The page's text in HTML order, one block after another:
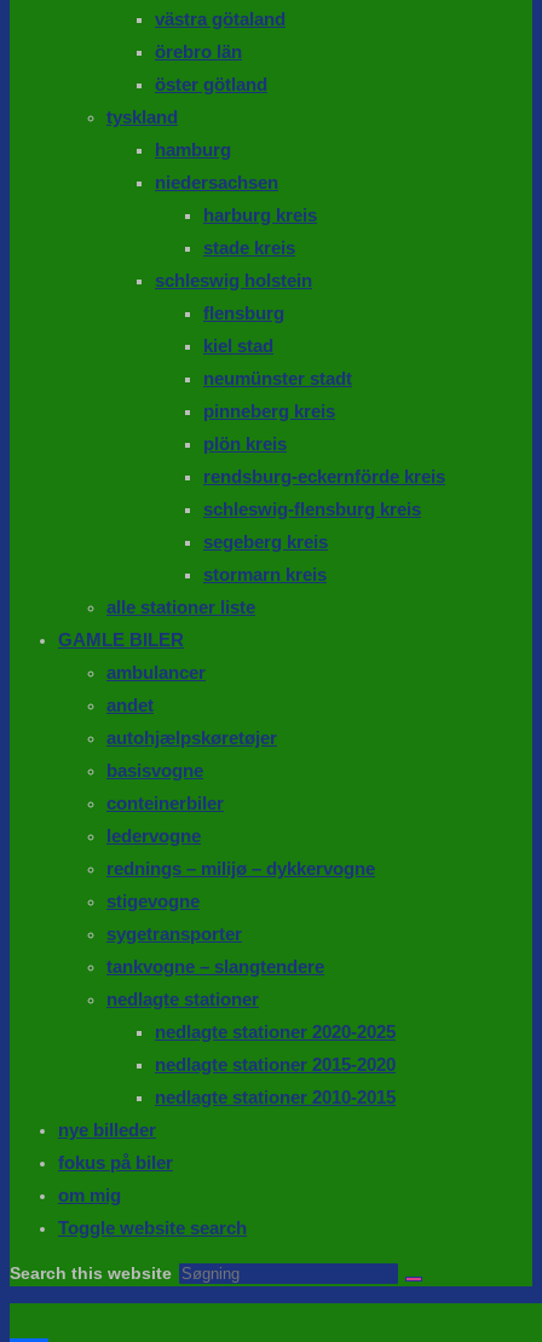
västra götaland
örebro län
öster götland
tyskland
hamburg
niedersachsen
harburg kreis
stade kreis
schleswig holstein
flensburg
kiel stad
neumünster stadt
pinneberg kreis
plön kreis
rendsburg-eckernförde kreis
schleswig-flensburg kreis
segeberg kreis
stormarn kreis
alle stationer liste
GAMLE BILER
ambulancer
andet
autohjælpskøretøjer
basisvogne
conteinerbiler
ledervogne
rednings – milijø – dykkervogne
stigevogne
sygetransporter
tankvogne – slangtendere
nedlagte stationer
nedlagte stationer 2020-2025
nedlagte stationer 2015-2020
nedlagte stationer 2010-2015
nye billeder
fokus på biler
om mig
Toggle website search
Search this website